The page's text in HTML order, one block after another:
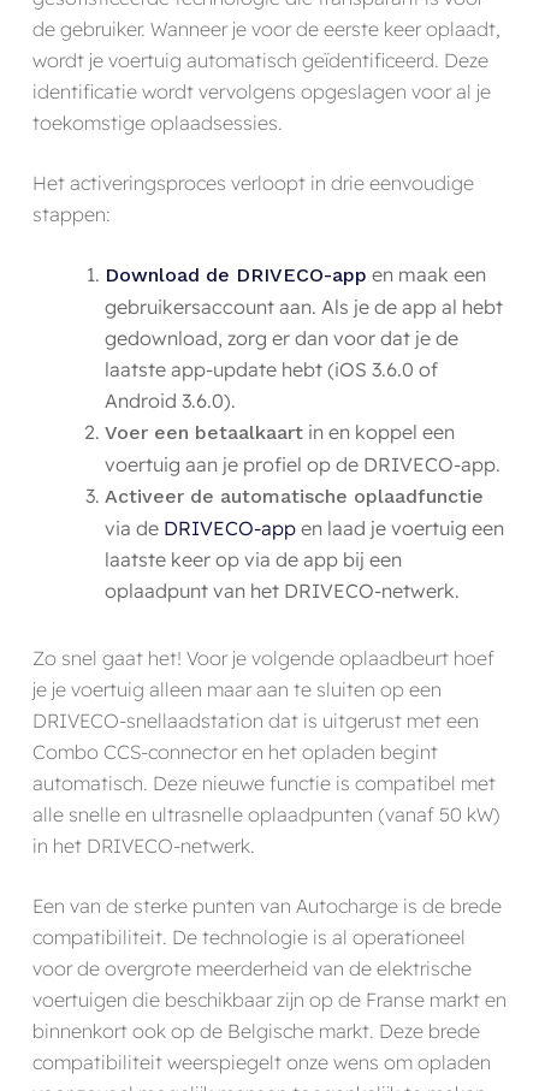
de gebruiker. Wanneer je voor de eerste keer oplaadt,
wordt je voertuig automatisch geïdentificeerd. Deze
identificatie wordt vervolgens opgeslagen voor al je
toekomstige oplaadsessies.
Het activeringsproces verloopt in drie eenvoudige
stappen:
Download de DRIVECO-app en maak een
gebruikersaccount aan. Als je de app al hebt
gedownload, zorg er dan voor dat je de
laatste app-update hebt (iOS 3.6.0 of
Android 3.6.0).
Voer een betaalkaartin en koppel een
voertuig aan je profiel op de DRIVECO-app.
Activeer de automatische oplaadfunctie
via de DRIVECO-appen laad je voertuig een
laatste keer op via de app bij een
oplaadpunt van het DRIVECO-netwerk.
Zo snel gaat het! Voor je volgende oplaadbeurt hoef
je je voertuig alleen maar aan te sluiten op een
DRIVECO-snellaadstation dat is uitgerust met een
Combo CCS-connector en het opladen begint
automatisch. Deze nieuwe functie is compatibel met
alle snelle en ultrasnelle oplaadpunten (vanaf 50 kW)
in het DRIVECO-netwerk.
Een van de sterke punten van Autocharge is de brede
compatibiliteit. De technologie is al operationeel
voor de overgrote meerderheid van de elektrische
voertuigen die beschikbaar zijn op de Franse markt en
binnenkort ook op de Belgische markt. Deze brede
compatibiliteit weerspiegelt onze wens om opladen